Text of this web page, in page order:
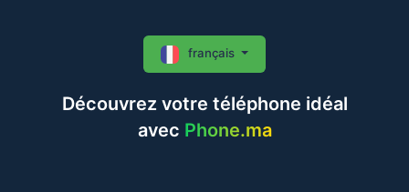
Découvrez votre téléphone idéal
avec Phone.ma
français